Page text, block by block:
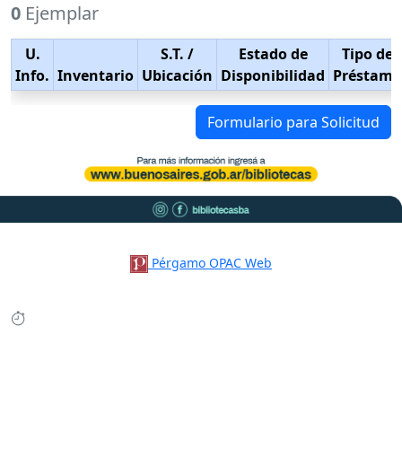
0 Ejemplar
U.
Info. Inventario
S.T. /
Ubicación
Estado de
Disponibilidad
Tipo de
Préstamo
Formulario para Solicitud
Pérgamo OPAC Web